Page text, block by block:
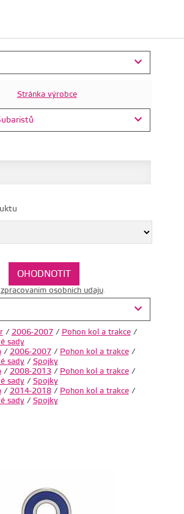
Stránka výrobce
zpracovanim osobnich udaju.
/ 2006-2007/ Pohon kol a trakce/
sady
/ 2006-2007/ Pohon kol a trakce/
sady/ Spojky
/ 2008-2013/ Pohon kol a trakce/
sady/ Spojky
/ 2014-2018/ Pohon kol a trakce/
sady/ Spojky